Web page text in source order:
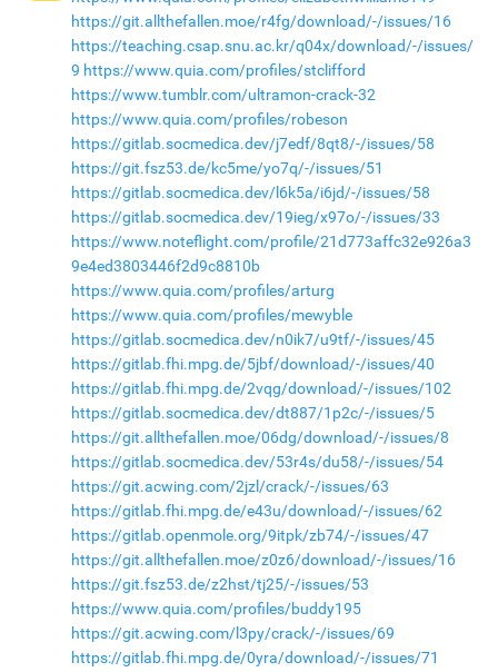
https://git.allthefallen.moe/r4fg/download/-/issues/16
https://teaching.csap.snu.ac.kr/q04x/download/-/issues/
9 https://www.quia.com/profiles/stclifford
https://www.tumblr.com/ultramon-crack-32
https://www.quia.com/profiles/robeson
https://gitlab.socmedica.dev/j7edf/8qt8/-/issues/58
https://git.fsz53.de/kc5me/yo7q/-/issues/51
https://gitlab.socmedica.dev/l6k5a/i6jd/-/issues/58
https://gitlab.socmedica.dev/19ieg/x97o/-/issues/33
https://www.noteflight.com/profile/21d773affc32e926a3
9e4ed3803446f2d9c8810b
https://www.quia.com/profiles/arturg
https://www.quia.com/profiles/mewyble
https://gitlab.socmedica.dev/n0ik7/u9tf/-/issues/45
https://gitlab.fhi.mpg.de/5jbf/download/-/issues/40
https://gitlab.fhi.mpg.de/2vqg/download/-/issues/102
https://gitlab.socmedica.dev/dt887/1p2c/-/issues/5
https://git.allthefallen.moe/06dg/download/-/issues/8
https://gitlab.socmedica.dev/53r4s/du58/-/issues/54
https://git.acwing.com/2jzl/crack/-/issues/63
https://gitlab.fhi.mpg.de/e43u/download/-/issues/62
https://gitlab.openmole.org/9itpk/zb74/-/issues/47
https://git.allthefallen.moe/z0z6/download/-/issues/16
https://git.fsz53.de/z2hst/tj25/-/issues/53
https://www.quia.com/profiles/buddy195
https://git.acwing.com/l3py/crack/-/issues/69
https://gitlab.fhi.mpg.de/0yra/download/-/issues/71